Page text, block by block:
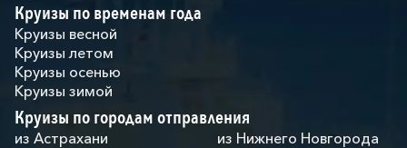
Круизы по временам года
Круизы весной
Круизы летом
Круизы осенью
Круизы зимой
Круизы по городам отправления
из Астрахани
из Нижнего Новгорода